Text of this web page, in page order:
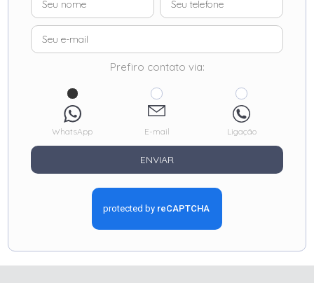
Prefiro contato via:
WhatsApp E-mail Ligação
ENVIAR